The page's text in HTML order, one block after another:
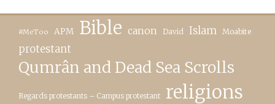
#MeToo APM Bible canon David Islam Moabite
protestant
Qumrân and Dead Sea Scrolls
Regards protestants – Campus protestant religions